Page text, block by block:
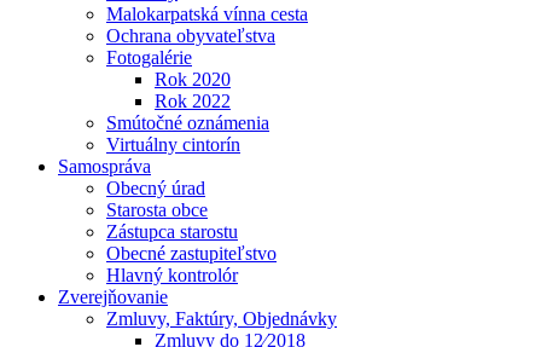
Malokarpatská vínna cesta
Ochrana obyvateľstva
Fotogalérie
Rok 2020
Rok 2022
Smútočné oznámenia
Virtuálny cintorín
Samospráva
Obecný úrad
Starosta obce
Zástupca starostu
Obecné zastupiteľstvo
Hlavný kontrolór
Zverejňovanie
Zmluvy, Faktúry, Objednávky
Zmluvy do 12⁄2018